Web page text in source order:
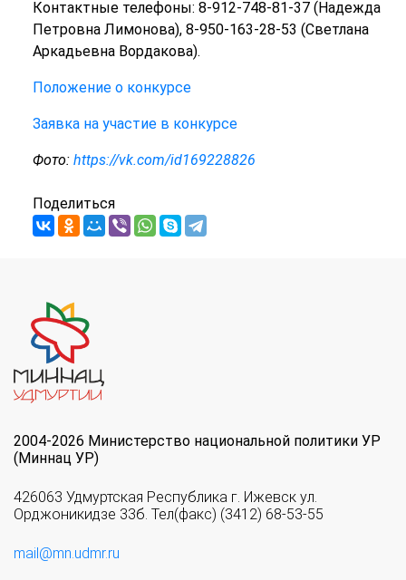
Контактные телефоны: 8-912-748-81-37 (Надежда
Петровна Лимонова), 8-950-163-28-53 (Светлана
Аркадьевна Вордакова).
Положение о конкурсе
Заявка на участие в конкурсе
Фото: https://vk.com/id169228826
Поделиться
2004-2026 Министерство национальной политики УР
(Миннац УР)
426063 Удмуртская Республика г. Ижевск ул.
Орджоникидзе 33б. Тел(факс) (3412) 68-53-55
mail@mn.udmr.ru